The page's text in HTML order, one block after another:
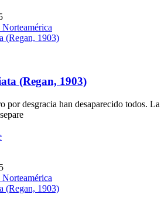
(Regan, 1903)
(Regan, 1903)
por desgracia han desaparecido todos. La
(Regan, 1903)